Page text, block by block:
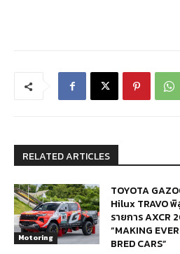
RELATED ARTICLES
Motoring
TOYOTA
Hilux TRAVO
รายการ
“MAKING
BRED CARS”